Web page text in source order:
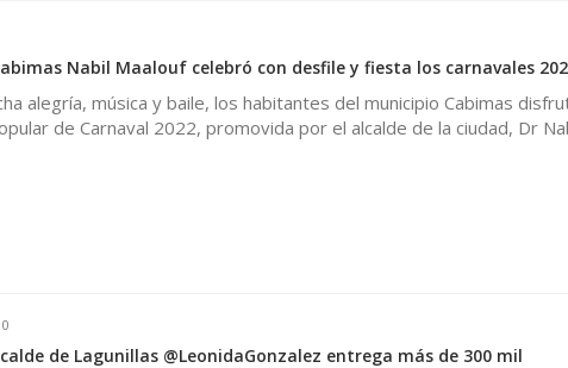
Nabil Maalouf celebró con desfile y fiesta los carnavales
alegría, música y baile, los habitantes del municipio Cabimas
de Carnaval 2022, promovida por el alcalde de la ciudad, Dr
0
de Lagunillas @LeonidaGonzalez entrega más de 300 mil